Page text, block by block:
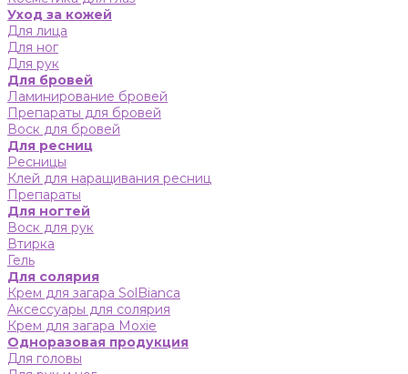
Уход за кожей
Для лица
Для ног
Для рук
Для бровей
Ламинирование бровей
Препараты для бровей
Воск для бровей
Для ресниц
Ресницы
Клей для наращивания ресниц
Препараты
Для ногтей
Воск для рук
Втирка
Гель
Для солярия
Крем для загара SolBianca
Аксессуары для солярия
Крем для загара Moxie
Одноразовая продукция
Для головы